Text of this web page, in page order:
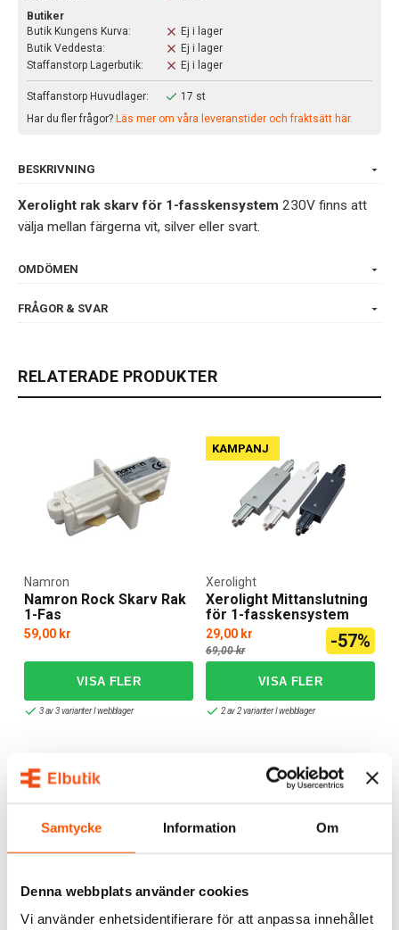
Samtycke Information Om
Denna webbplats använder cookies
Vi använder enhetsidentifierare för att anpassa innehållet
Butiker
Butik Kungens Kurva:
Ej i lager
Butik Veddesta:
Ej i lager
Staffanstorp Lagerbutik:
Ej i lager
Staffanstorp Huvudlager:
17 st
Har du fler frågor? Läs mer om våra leveranstider och fraktsätt här.
BESKRIVNING
Xerolight rak skarv för 1-fasskensystem 230V finns att
välja mellan färgerna vit, silver eller svart.
OMDÖMEN
FRÅGOR & SVAR
RELATERADE PRODUKTER
Namron Rock Skarv Rak
1-Fas
Namron
59,00 kr
3 av 3 varianter I webblager
KAMPANJ
Xerolight Mittanslutning
för 1-fasskensystem
Xerolight
29,00 kr
69,00 kr -57%
2 av 2 varianter I webblager
KAMPANJ
Xerolight Hörnanslutning
KAMPANJ
Xerolight Nätanslutning